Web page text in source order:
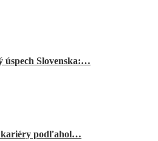
úspech Slovenska:…
kariéry podľahol…